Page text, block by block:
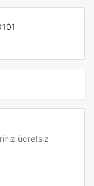
ücretsiz